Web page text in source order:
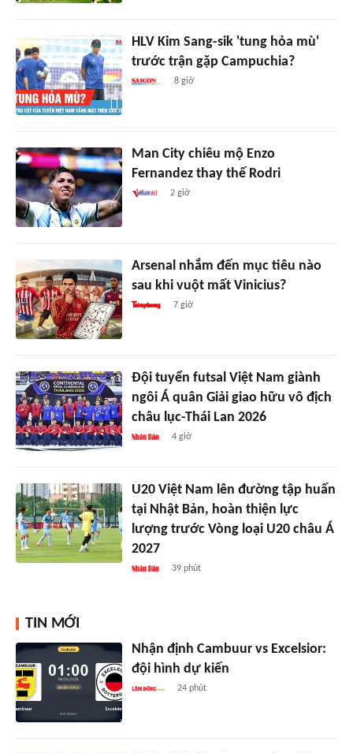
HLV Kim Sang-sik 'tung hỏa mù'
trước trận gặp Campuchia?
8 giờ
Man City chiêu mộ Enzo
Fernandez thay thế Rodri
2 giờ
Arsenal nhắm đến mục tiêu nào
sau khi vuột mất Vinicius?
7 giờ
Đội tuyển futsal Việt Nam giành
ngôi Á quân Giải giao hữu vô địch
châu lục-Thái Lan 2026
4 giờ
U20 Việt Nam lên đường tập huấn
tại Nhật Bản, hoàn thiện lực
lượng trước Vòng loại U20 châu Á
2027
39 phút
TIN MỚI
Nhận định Cambuur vs Excelsior:
đội hình dự kiến
24 phút